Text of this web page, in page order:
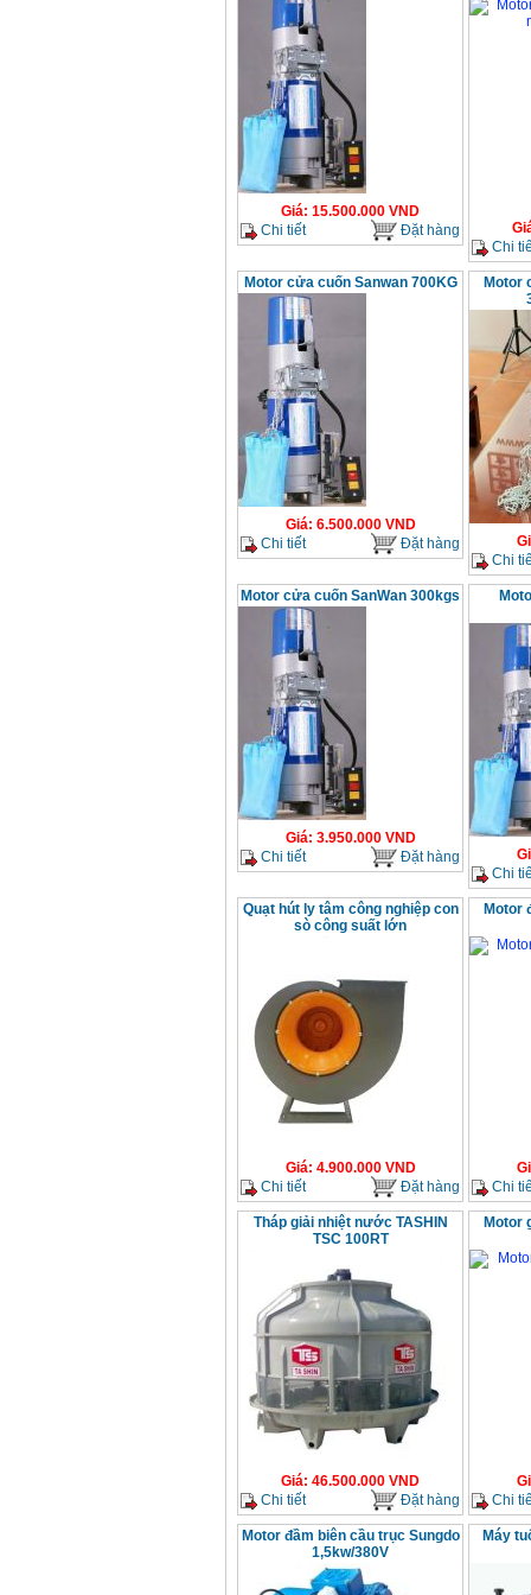
Giá: 15.500.000 VND
Chi tiết
Đặt hàng
Chi
Motor cửa cuốn Sanwan 700KG
Giá: 6.500.000VND
Chi tiết
Đặt hàng
Motor
Chi
Motor cửa cuốn SanWan 300kgs
Giá: 3.950.000VND
Chi tiết
Đặt hàng
Chi
Quạt hút ly tâm công nghiệp con
sò công suất lớn
Giá: 4.900.000VND
Chi tiết
Đặt hàng
Motor
Chi
Tháp giải nhiệt nước TASHIN
TSC 100RT
Giá: 46.500.000 VND
Chi tiết
Đặt hàng
Motor
Chi
Motor đầm biên cầu trục Sungdo
1,5kw/380V
Máy